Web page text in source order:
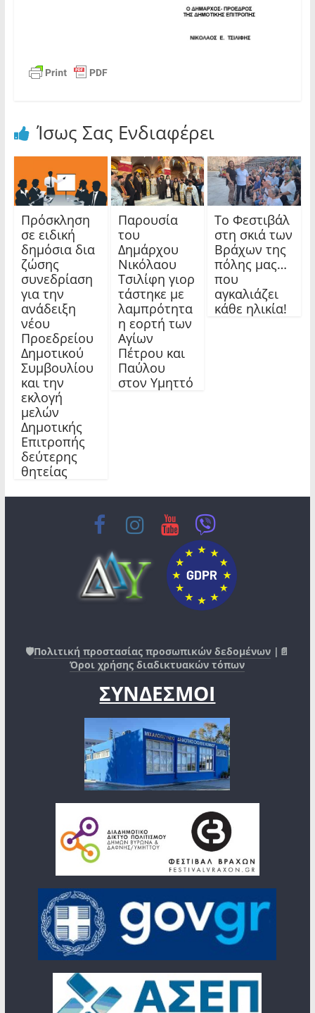
Ίσως Σας Ενδιαφέρει
Πρόσκληση
σε ειδική
δημόσια δια
ζώσης
συνεδρίαση
για την
ανάδειξη
νέου
Προεδρείου
Δημοτικού
Συμβουλίου
και την
εκλογή
μελών
Δημοτικής
Επιτροπής
δεύτερης
θητείας
Παρουσία
του
Δημάρχου
Νικόλαου
Τσιλίφη γιορ
τάστηκε με
λαμπρότητα
η εορτή των
Αγίων
Πέτρου και
Παύλου
στον Υμηττό
Το Φεστιβάλ
στη σκιά των
Βράχων της
πόλης μας…
που
αγκαλιάζει
κάθε ηλικία!
🛡️Πολιτική προστασίας προσωπικών δεδομένων |📄
Όροι χρήσης διαδικτυακών τόπων
ΣΥΝΔΕΣΜΟΙ